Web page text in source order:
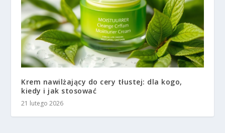
Krem nawilżający do cery tłustej: dla kogo,
kiedy i jak stosować
21 lutego 2026